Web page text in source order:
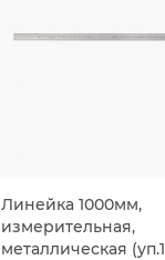
Линейка 1000мм,
измерительная,
металлическая